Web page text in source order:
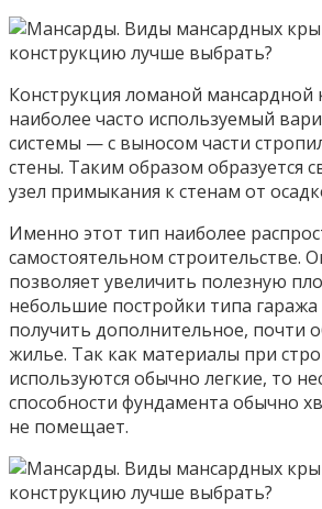
Конструкция ломаной
наиболее часто используемый
системы — с выносом части
стены. Таким образом
узел примыкания к стенам от
Именно этот тип наиболее
самостоятельном строительстве.
позволяет увеличить полезную
небольшие постройки типа гаража
получить дополнительное, почти
жилье. Так как материалы при
используются обычно легкие, то
способности фундамента обычно
не помещает.